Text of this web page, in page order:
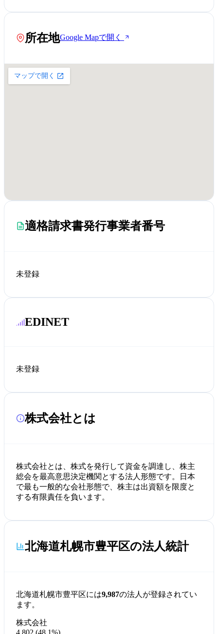
所在地Google Mapで開く
適格請求書発行事業者番号
未登録
EDINET
未登録
株式会社とは
株式会社とは、株式を発行して資金を調達し、株主
総会を最高意思決定機関とする法人形態です。日本
で最も一般的な会社形態で、株主は出資額を限度と
する有限責任を負います。
北海道札幌市豊平区の法人統計
北海道札幌市豊平区には9,987の法人が登録されてい
ます。
株式会社
4,802 (48.1%)